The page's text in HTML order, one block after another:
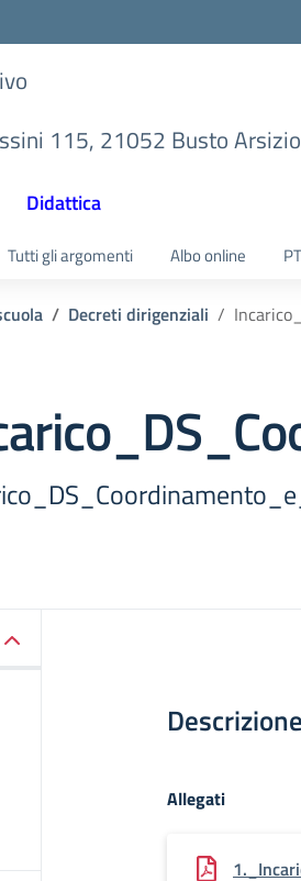
115, 21052 Busto
Didattica
Tutti gli argomenti Albo online
Decreti dirigenziali
Descrizione
Allegati